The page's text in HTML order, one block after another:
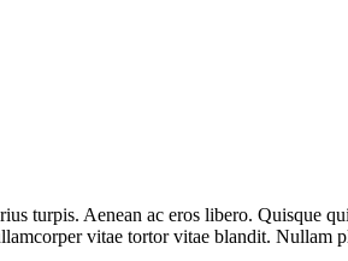
turpis. Aenean ac eros libero. Quisque
vitae tortor vitae blandit. Nullam